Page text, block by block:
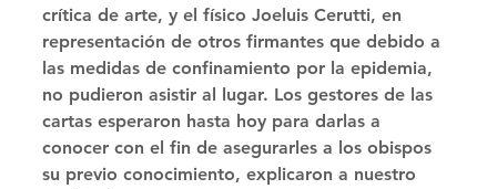
crítica de arte, y el físico Joeluis Cerutti, en
representación de otros firmantes que debido a
las medidas de confinamiento por la epidemia,
no pudieron asistir al lugar. Los gestores de las
cartas esperaron hasta hoy para darlas a
conocer con el fin de asegurarles a los obispos
su previo conocimiento, explicaron a nuestro